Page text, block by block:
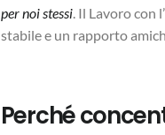
per noi stessi. Il Lavoro con
stabile e un rapporto
Perché